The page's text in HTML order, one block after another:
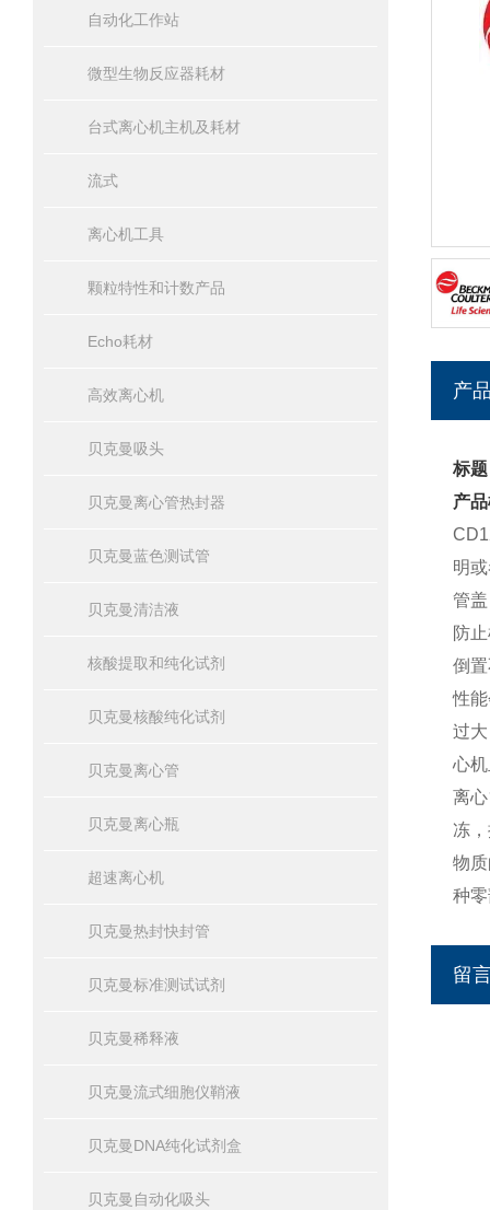
自动化工作站
微型生物反应器耗材
台式离心机主机及耗材
流式
离心机工具
颗粒特性和计数产品
Echo耗材
高效离心机
贝克曼吸头
贝克曼离心管热封器
贝克曼蓝色测试管
贝克曼清洁液
核酸提取和纯化试剂
贝克曼核酸纯化试剂
贝克曼离心管
贝克曼离心瓶
超速离心机
贝克曼热封快封管
贝克曼标准测试试剂
贝克曼稀释液
贝克曼流式细胞仪鞘液
贝克曼DNA纯化试剂盒
贝克曼自动化吸头
产
标
产
明
管
防
倒
性
过
心
离
冻
物
种
留